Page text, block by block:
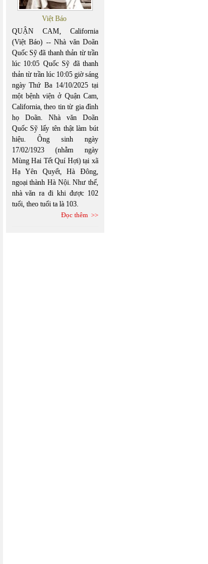
Việt Báo
QUẬN CAM, California
(Việt Báo) -- Nhà văn Doãn
Quốc Sỹ đã thanh thản từ trần
lúc 10:05 Quốc Sỹ đã thanh
thản từ trần lúc 10:05 giờ sáng
ngày Thứ Ba 14/10/2025 tại
một bệnh viện ở Quận Cam,
California, theo tin từ gia đình
họ Doãn. Nhà văn Doãn
Quốc Sỹ lấy tên thật làm bút
hiệu. Ông sinh ngày
17/02/1923 (nhằm ngày
Mùng Hai Tết Quí Hợi) tại xã
Hạ Yên Quyết, Hà Đông,
ngoại thành Hà Nội. Như thế,
nhà văn ra đi khi được 102
tuổi, theo tuổi ta là 103.
Đọc thêm